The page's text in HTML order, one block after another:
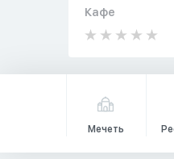
Кафе
Мечеть